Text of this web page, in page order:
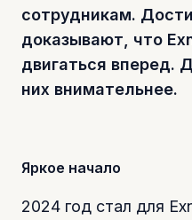
сотрудникам.
доказывают, что
двигаться вперед.
них внимательнее.
Яркое начало
2024 год стал для